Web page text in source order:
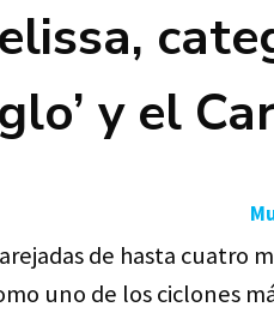
y el
de hasta cuatro
uno de los ciclones